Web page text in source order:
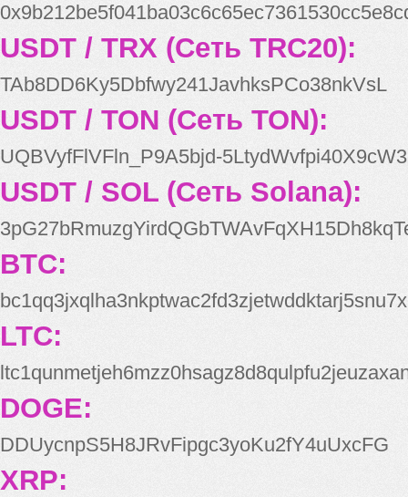
USDT / TRX (Сеть TRC20):
TAb8DD6Ky5Dbfwy241JavhksPCo38nkVsL
USDT / TON (Сеть TON):
UQBVyfFlVFln_P9A5bjd-
USDT / SOL (Сеть Solana):
BTC:
bc1qq3jxqlha3nkptwac2fd3zjetwddktarj5snu7x
LTC:
DOGE:
DDUycnpS5H8JRvFipgc3yoKu2fY4uUxcFG
XRP: